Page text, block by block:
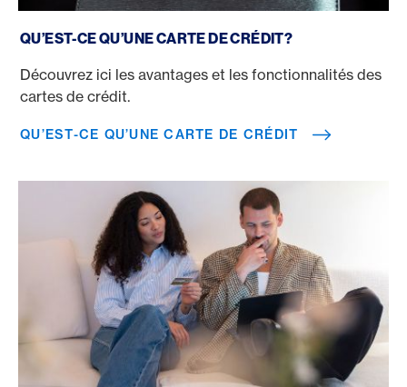
QU’EST-CE QU’UNE CARTE DE CRÉDIT?
Découvrez ici les avantages et les fonctionnalités des
cartes de crédit.
QU’EST-CE QU’UNE CARTE DE CRÉDIT